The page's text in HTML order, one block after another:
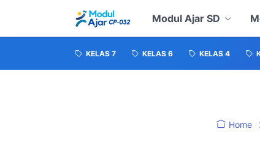
Modul Ajar SD
KELAS 7 KELAS 6 KELAS 4
Home